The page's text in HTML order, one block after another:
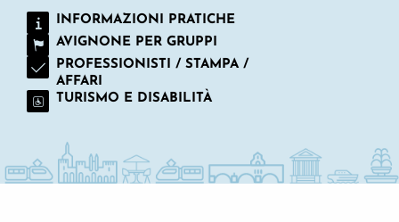
Visita guidata in inglese “Relatum: Lee Ufan al Palazzo
Serate a tema al ristorante Bagatelle
Giornate gratuite di avviamento alle tecniche e ai
Visites commentées thématiques de la Maison Jean
Le Palais raconté aux petits et aux grands
Visites guidées de Memento
Un été à Avignon
La nocturne du musée Lapidaire - Convivium, à la
INFORMAZIONI PRATICHE
AVIGNONE PER GRUPPI
PROFESSIONISTI / STAMPA /
AFFARI
TURISMO E DISABILITÀ